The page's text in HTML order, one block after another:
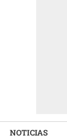
NOTICIAS